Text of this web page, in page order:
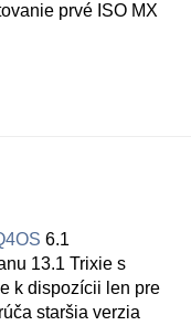
prvé ISO MX
6.1
13.1 Trixie s
k dispozícii len pre
staršia verzia